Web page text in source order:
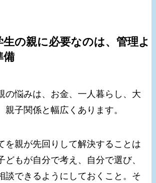
生の親に必要なのは、管理よ
備
の悩みは、お金、一人暮らし、大
親子関係と幅広くあります。
を親が先回りして解決することは
どもが自分で考え、自分で選び、
談できるようにしておくこと。そ